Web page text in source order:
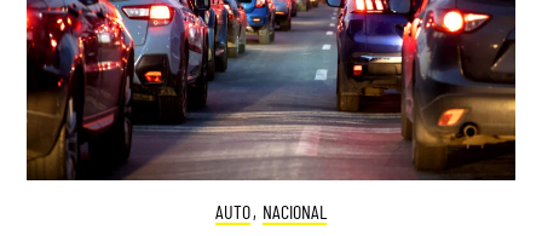
AUTO, NACIONAL